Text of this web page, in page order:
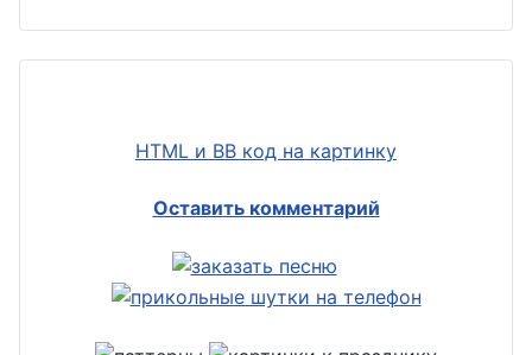
HTML и BB код на картинку
Оставить комментарий